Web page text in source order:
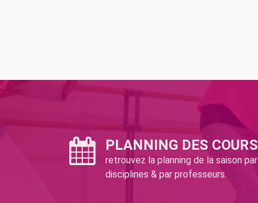
PLANNING DES COURS
retrouvez la planning de la saison par
disciplines & par professeurs.